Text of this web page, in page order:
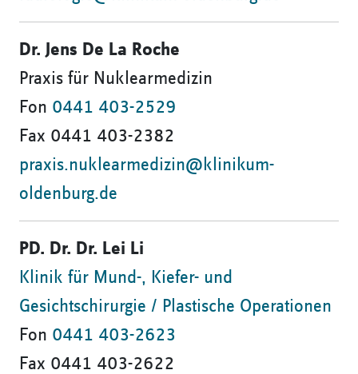
Dr. Jens De La Roche
Praxis für Nuklearmedizin
Fon 0441 403-2529
Fax 0441 403-2382
praxis.nuklearmedizin@klinikum-
oldenburg.de
PD. Dr. Dr. Lei Li
Klinik für Mund-, Kiefer- und
Gesichtschirurgie / Plastische Operationen
Fon 0441 403-2623
Fax 0441 403-2622